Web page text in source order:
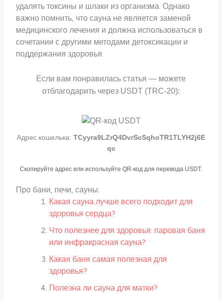
удалять токсины и шлаки из организма. Однако
важно помнить, что сауна не является заменой
медицинского лечения и должна использоваться в
сочетании с другими методами детоксикации и
поддержания здоровья.
Если вам понравилась статья — можете
отблагодарить через USDT (TRC-20):
Адрес кошелька: TCyyra9LZrQ4DvrScSqhoTR1TLYH2j6E
qc
Скопируйте адрес или используйте QR-код для перевода USDT.
Про бани, печи, сауны:
Какая сауна лучше всего подходит для
здоровья сердца?
Что полезнее для здоровья: паровая баня
или инфракрасная сауна?
Какая баня самая полезная для
здоровья?
Полезна ли сауна для матки?